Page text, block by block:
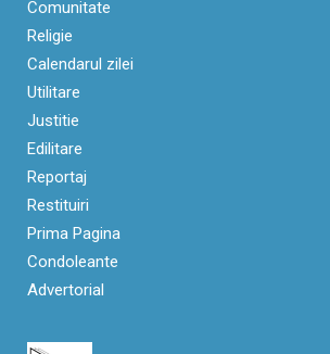
Comunitate
Religie
Calendarul zilei
Utilitare
Justitie
Edilitare
Reportaj
Restituiri
Prima Pagina
Condoleante
Advertorial